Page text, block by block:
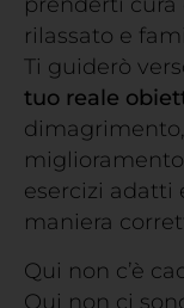
rilassato e
Ti guiderò
tuo reale
esercizi adatti
maniera
Qui non c’è
Qui non ci